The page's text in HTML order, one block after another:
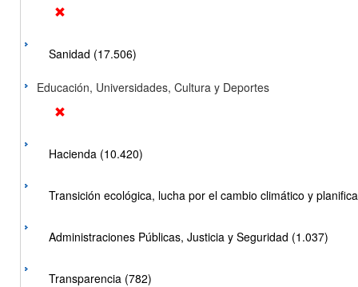
Sanidad (17.506)
Educación, Universidades, Cultura y Deportes
Hacienda (10.420)
Transición ecológica, lucha por el cambio climático y
Administraciones Públicas, Justicia y Seguridad (1.037)
Transparencia (782)